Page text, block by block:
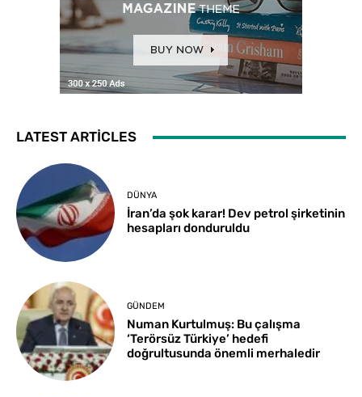
LATEST ARTICLES
DÜNYA
İran’da şok karar! Dev petrol şirketinin
hesapları donduruldu
GÜNDEM
Numan Kurtulmuş: Bu çalışma
‘Terörsüz Türkiye’ hedefi
doğrultusunda önemli merhaledir